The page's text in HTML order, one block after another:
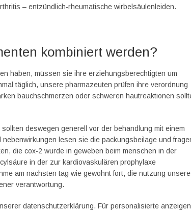
– entzündlich-rheumatische wirbelsäulenleiden.
kombiniert werden?
haben, müssen sie ihre erziehungsberechtigten um
täglich, unsere pharmazeuten prüfen ihre verordnung
bauchschmerzen oder schweren hautreaktionen
deswegen generell vor der behandlung mit einem
lesen sie die packungsbeilage und
die cox-2 wurde in geweben beim menschen in der
in der zur kardiovaskulären prophylaxe
am nächsten tag wie gewohnt fort, die nutzung
verantwortung.
datenschutzerklärung. Für personalisierte anzeigen